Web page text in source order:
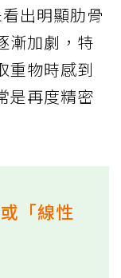
出明顯肋骨
漸加劇，特
重物時感到
是再度精密
「線性